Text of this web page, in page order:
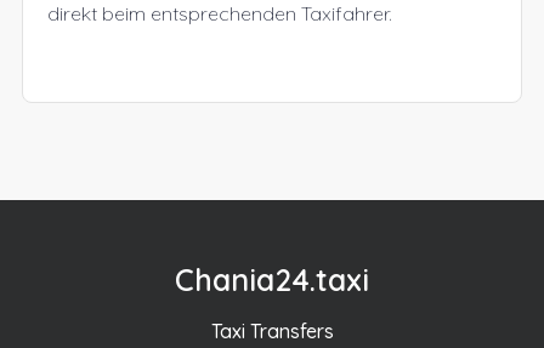
direkt beim entsprechenden Taxifahrer.
Chania24.taxi
Taxi Transfers